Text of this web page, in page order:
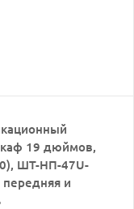
19 дюймов,
ШТ-НП-47U-
и